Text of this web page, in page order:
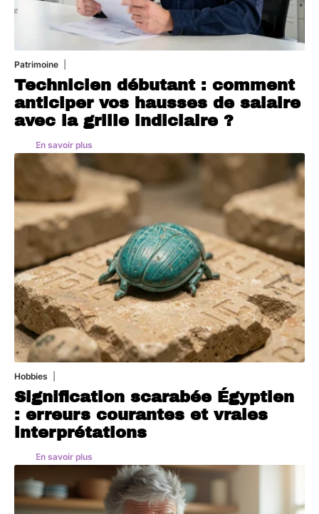
Patrimoine
Technicien débutant : comment
anticiper vos hausses de salaire
avec la grille indiciaire ?
En savoir plus
Hobbies
Signification scarabée Égyptien
: erreurs courantes et vraies
interprétations
En savoir plus